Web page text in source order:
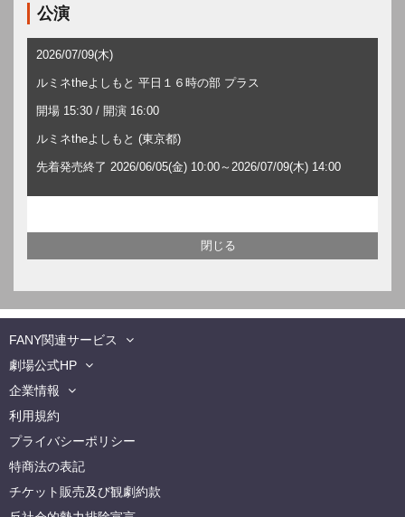
公演
2026/07/09(木)
ルミネtheよしもと 平日１６時の部 プラス
開場 15:30 / 開演 16:00
ルミネtheよしもと (東京都)
先着発売終了 2026/06/05(金) 10:00～2026/07/09(木) 14:00
FANY関連サービス
劇場公式HP
企業情報
利用規約
プライバシーポリシー
特商法の表記
チケット販売及び観劇約款